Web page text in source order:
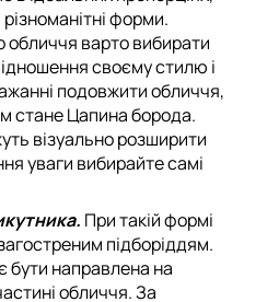
форми.
варто вибирати
своєму стилю і
подовжити обличчя,
стане Цапина борода.
візуально розширити
уваги вибирайте самі
При такій формі
підборіддям.
бути направлена на
обличчя. За